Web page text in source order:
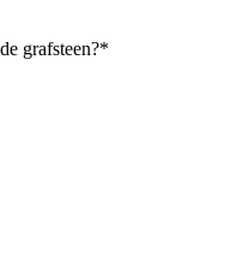
grafsteen?*